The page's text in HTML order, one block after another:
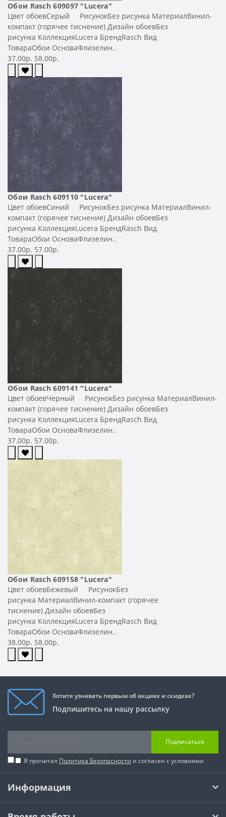
Обои Rasch 609097 "Lucera"
Цвет обоевСерый РисунокБез рисунка МатериалВинил-
компакт (горячее тиснение) Дизайн обоевБез
рисунка КоллекцияLucera БрендRasch Вид
ТовараОбои ОсноваФлизелин..
37.00р. 58.00р.
Обои Rasch 609110 "Lucera"
Цвет обоевСиний РисунокБез рисунка МатериалВинил-
компакт (горячее тиснение) Дизайн обоевБез
рисунка КоллекцияLucera БрендRasch Вид
ТовараОбои ОсноваФлизелин..
37.00р. 57.00р.
Обои Rasch 609141 "Lucera"
Цвет обоевЧерный РисунокБез рисунка МатериалВинил-
компакт (горячее тиснение) Дизайн обоевБез
рисунка КоллекцияLucera БрендRasch Вид
ТовараОбои ОсноваФлизелин..
37.00р. 57.00р.
Обои Rasch 609158 "Lucera"
Цвет обоевБежевый РисунокБез
рисунка МатериалВинил-компакт (горячее
тиснение) Дизайн обоевБез
рисунка КоллекцияLucera БрендRasch Вид
ТовараОбои ОсноваФлизелин..
38.00р. 58.00р.
Хотите узнавать первым об акциях и скидках?
Подпишитесь на нашу рассылку
Подписаться
Я прочитал Политика Безопасности и согласен с условиями
Информация